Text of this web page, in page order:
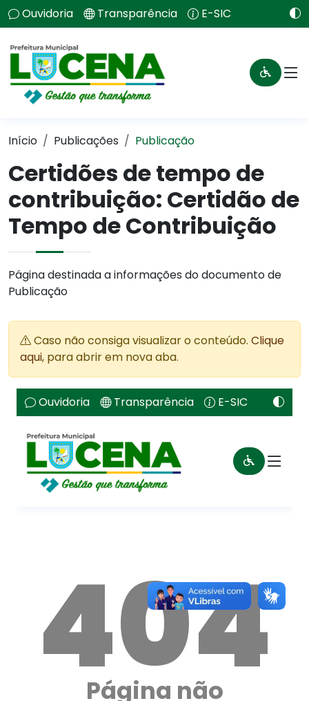
Ouvidoria Transparência E-SIC
Início Publicações Publicação
Certidões de tempo de
contribuição: Certidão de
Tempo de Contribuição
Página destinada a informações do documento de
Publicação
Caso não consiga visualizar o conteúdo. Clique
aqui, para abrir em nova aba.